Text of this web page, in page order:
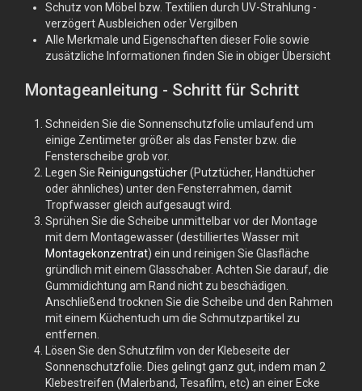
Schutz von Möbel bzw. Textilien durch UV-Strahlung -
verzögert Ausbleichen oder Vergilben
Alle Merkmale und Eigenschaften dieser Folie sowie
zusätzliche Informationen finden Sie in obiger Übersicht
Montageanleitung - Schritt für Schritt
Schneiden Sie die Sonnenschutzfolie umlaufend um
einige Zentimeter größer als das Fenster bzw. die
Fensterscheibe grob vor.
Legen Sie Reinigungstücher(Putztücher, Handtücher
oder ähnliches) unter den Fensterrahmen, damit
Tropfwasser gleich aufgesaugt wird.
Sprühen Sie die Scheibe unmittelbar vor der Montage
mit dem Montagewasser (destilliertes Wasser mit
Montagekonzentrat) ein und reinigen Sie Glasfläche
gründlich mit einem Glasschaber. Achten Sie darauf, die
Gummidichtung am Rand nicht zu beschädigen.
Anschließend trocknen Sie die Scheibe und den Rahmen
mit einem Küchentuch um die Schmutzpartikel zu
entfernen.
Lösen Sie den Schutzfilm von der Klebeseite der
Sonnenschutzfolie. Dies gelingt ganz gut, indem man 2
Klebestreifen (Malerband, Tesafilm, etc) an einer Ecke